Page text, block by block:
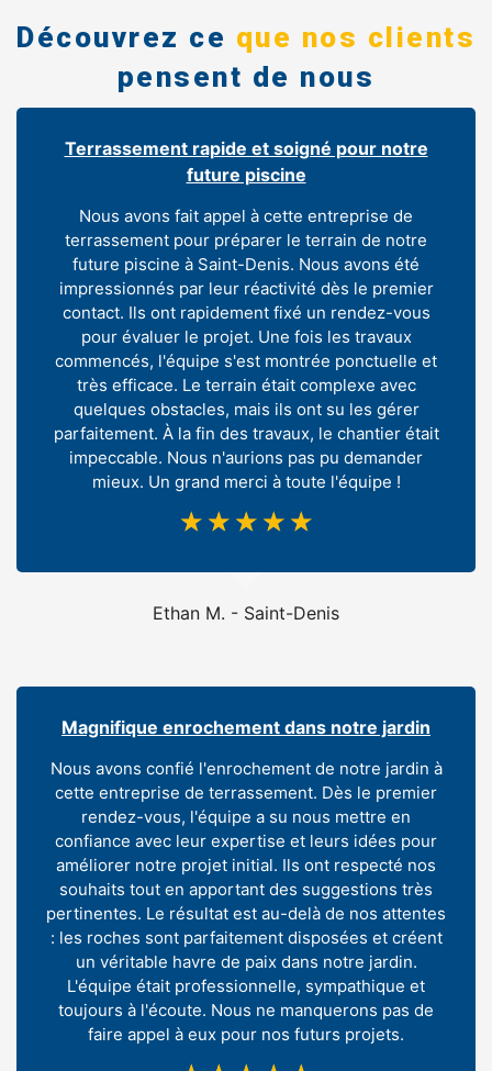
Découvrez ce que nos clients
pensent de nous
Ethan M. - Saint-Denis
Terrassement rapide et soigné pour notre
future piscine
Nous avons fait appel à cette entreprise de
terrassement pour préparer le terrain de notre
future piscine à Saint-Denis. Nous avons été
impressionnés par leur réactivité dès le premier
contact. Ils ont rapidement fixé un rendez-vous
pour évaluer le projet. Une fois les travaux
commencés, l'équipe s'est montrée ponctuelle et
très efficace. Le terrain était complexe avec
quelques obstacles, mais ils ont su les gérer
parfaitement. À la fin des travaux, le chantier était
impeccable. Nous n'aurions pas pu demander
mieux. Un grand merci à toute l'équipe !
☆ ☆ ☆ ☆ ☆
Magnifique enrochement dans notre jardin
Nous avons confié l'enrochement de notre jardin à
cette entreprise de terrassement. Dès le premier
rendez-vous, l'équipe a su nous mettre en
confiance avec leur expertise et leurs idées pour
améliorer notre projet initial. Ils ont respecté nos
souhaits tout en apportant des suggestions très
pertinentes. Le résultat est au-delà de nos attentes
: les roches sont parfaitement disposées et créent
un véritable havre de paix dans notre jardin.
L'équipe était professionnelle, sympathique et
toujours à l'écoute. Nous ne manquerons pas de
faire appel à eux pour nos futurs projets.